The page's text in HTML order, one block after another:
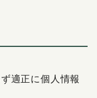
適正に個人情報